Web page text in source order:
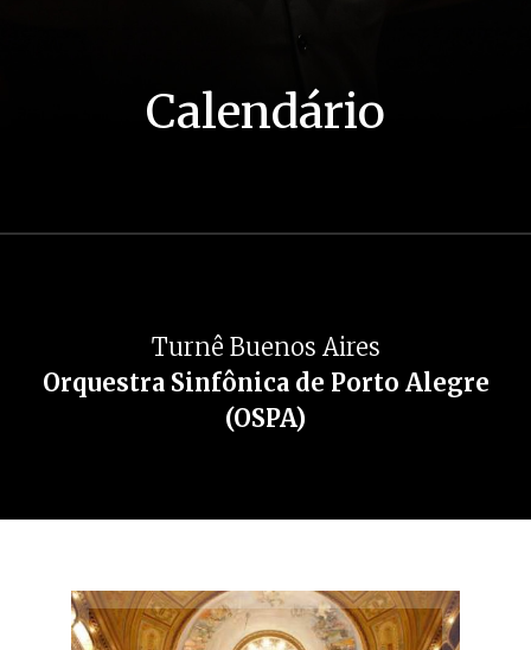
Calendário
Turnê Buenos Aires
Orquestra Sinfônica de Porto Alegre
(OSPA)